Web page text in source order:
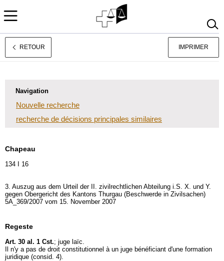
Deutsch
RETOUR IMPRIMER
Navigation
Nouvelle recherche
recherche de décisions principales similaires
Chapeau
134 I 16
3. Auszug aus dem Urteil der II. zivilrechtlichen Abteilung i.S. X. und Y.
gegen Obergericht des Kantons Thurgau (Beschwerde in Zivilsachen)
5A_369/2007 vom 15. November 2007
Regeste
Art. 30 al. 1 Cst.; juge laïc.
Il n'y a pas de droit constitutionnel à un juge bénéficiant d'une formation
juridique (consid. 4).